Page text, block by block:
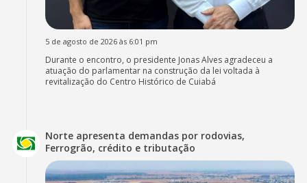
5 de agosto de 2026 às 6:01 pm
Durante o encontro, o presidente Jonas Alves agradeceu a
atuação do parlamentar na construção da lei voltada à
revitalização do Centro Histórico de Cuiabá
Norte apresenta demandas por rodovias,
Ferrogrão, crédito e tributação